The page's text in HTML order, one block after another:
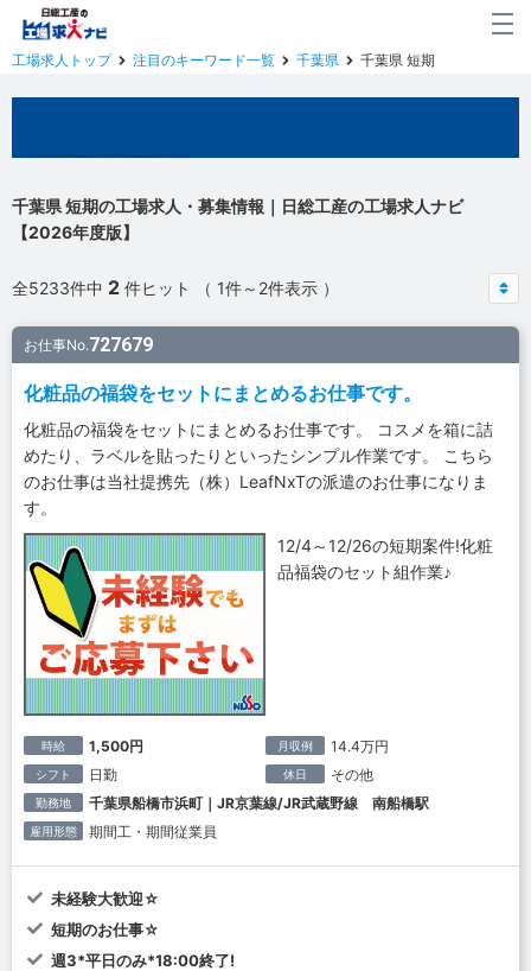
工場求人トップ 注目のキーワード一覧 千葉県 千葉県 短期
千葉県 短期の工場求人・募集情報｜日総工産の工場求人ナビ
【2026年度版】
全5233件中 2 件ヒット （ 1件～2件表示 ）
お仕事No.727679
化粧品の福袋をセットにまとめるお仕事です。
化粧品の福袋をセットにまとめるお仕事です。 コスメを箱に詰
めたり、ラベルを貼ったりといったシンプル作業です。 こちら
のお仕事は当社提携先（株）LeafNxTの派遣のお仕事になりま
す。
12/4～12/26の短期案件!化粧
品福袋のセット組作業♪
時給 1,500円 月収例 14.4万円
シフト 日勤 休日 その他
勤務地 千葉県船橋市浜町｜JR京葉線/JR武蔵野線 南船橋駅
雇用形態 期間工・期間従業員
未経験大歓迎☆
短期のお仕事☆
週3*平日のみ*18:00終了!